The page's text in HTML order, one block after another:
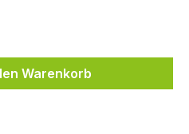
Wert
Warenkorb